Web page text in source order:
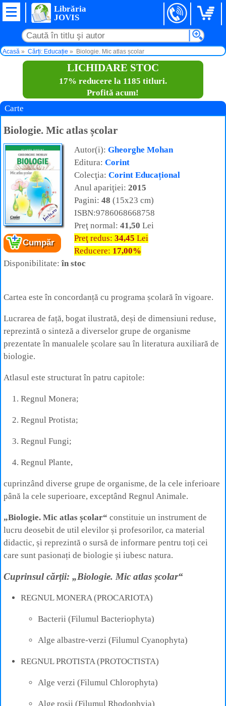
Librăria
JOVIS
Acasă Cărți: Educație Biologie. Mic atlas școlar
LICHIDARE STOC
17% reducere la 1185 titluri.
Profită acum!
Carte
Biologie. Mic atlas școlar
Cartea:
Biologie. Mic atlas școlar
Autor:
Gheorghe Mohan
Editura:
Corint
Cumpăr
Autor(i): Gheorghe Mohan
Editura: Corint
Colecţia: Corint Educațional
Anul apariţiei: 2015
Pagini: 48 (15x23 cm)
ISBN:9786068668758
Preţ normal: 41,50 Lei
Preţ redus: 34,45 Lei
Reducere: 17,00%
Disponibilitate:în stoc
Cartea este în concordanță cu programa școlară în vigoare.
Lucrarea de față, bogat ilustrată, deși de dimensiuni reduse,
reprezintă o sinteză a diverselor grupe de organisme
prezentate în manualele școlare sau în literatura auxiliară de
biologie.
Atlasul este structurat în patru capitole:
Regnul Monera;
Regnul Protista;
Regnul Fungi;
Regnul Plante,
cuprinzând diverse grupe de organisme, de la cele inferioare
până la cele superioare, exceptând Regnul Animale.
„Biologie. Mic atlas școlar“ constituie un instrument de
lucru deosebit de util elevilor și profesorilor, ca material
didactic, și reprezintă o sursă de informare pentru toți cei
care sunt pasionați de biologie și iubesc natura.
Cuprinsul cărţii: „Biologie. Mic atlas școlar“
REGNUL MONERA (PROCARIOTA)
Bacterii (Filumul Bacteriophyta)
Alge albastre-verzi (Filumul Cyanophyta)
REGNUL PROTISTA (PROTOCTISTA)
Alge verzi (Filumul Chlorophyta)
Alge roșii (Filumul Rhodophyia)